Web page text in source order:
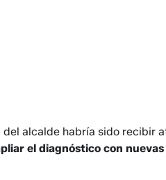
alcalde habría sido recibir
el diagnóstico con